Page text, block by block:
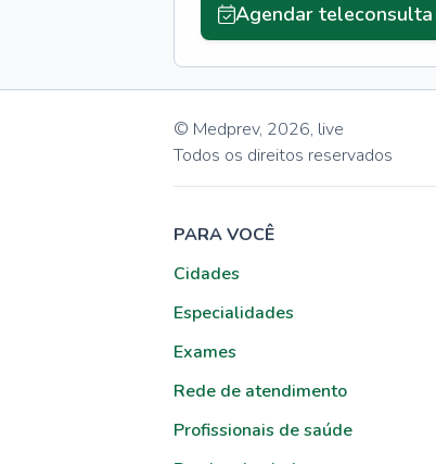
Agendar teleconsulta
© Medprev, 2026, live
Todos os direitos reservados
PARA VOCÊ
Cidades
Especialidades
Exames
Rede de atendimento
Profissionais de saúde